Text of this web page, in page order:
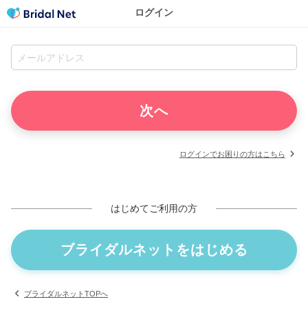
ログイン
ログインでお困りの方はこちら
はじめてご利用の方
ブライダルネットをはじめる
ブライダルネットTOPへ